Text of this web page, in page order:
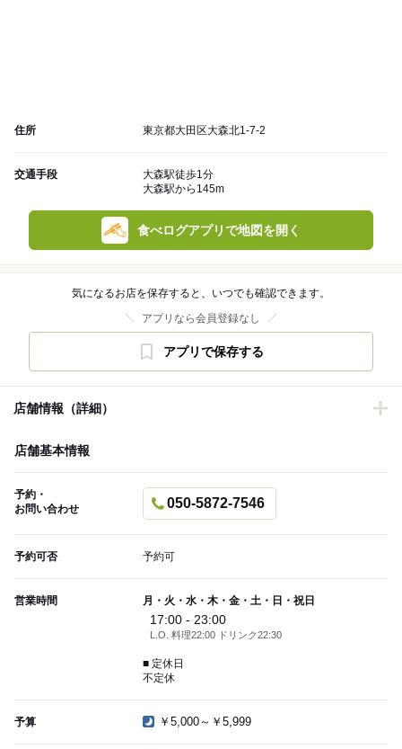
住所 東京都大田区大森北1-7-2
交通手段
大森駅徒歩1分
大森駅から145m
食べログアプリで地図を開く
気になるお店を保存すると、いつでも確認できます。
アプリなら会員登録なし
アプリで保存する
店舗情報（詳細）
店舗基本情報
予約・
お問い合わせ
050-5872-7546
予約可否 予約可
営業時間 月・火・水・木・金・土・日・祝日
17:00 - 23:00
L.O. 料理22:00 ドリンク22:30
■ 定休日
不定休
予算 ￥5,000～￥5,999